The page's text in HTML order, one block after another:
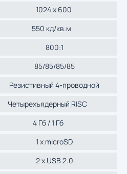
1024 x 600
550 кд/кв.м
800:1
85/85/85/85
Резистивный 4-проводной
Четырехъядерный RISC
4 Гб / 1 Гб
1 x microSD
2 x USB 2.0